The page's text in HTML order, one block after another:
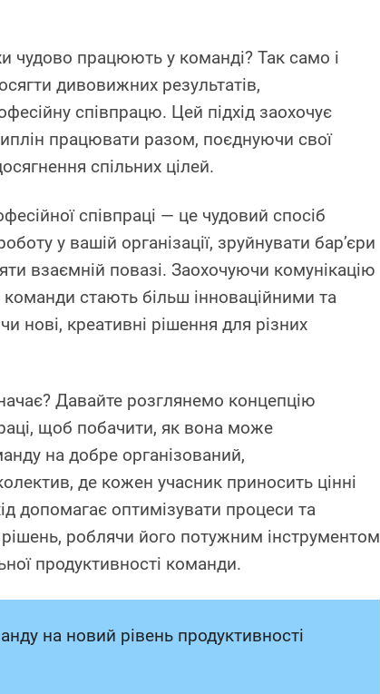
чудово працюють у команді? Так само і
дивовижних результатів,
співпрацю. Цей підхід заохочує
працювати разом, поєднуючи свої
спільних цілей.
співпраці — це чудовий спосіб
у вашій організації, зруйнувати бар’єри
взаємній повазі. Заохочуючи комунікацію
стають більш інноваційними та
нові, креативні рішення для різних
Давайте розглянемо концепцію
щоб побачити, як вона може
на добре організований,
де кожен учасник приносить цінні
допомагає оптимізувати процеси та
роблячи його потужним інструментом
продуктивності команди.
на новий рівень продуктивності